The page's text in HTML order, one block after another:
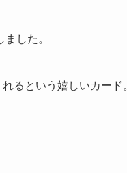
した。
るという嬉しいカード。